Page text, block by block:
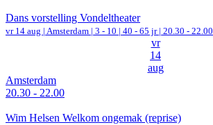
Dans vorstelling Vondeltheater
vr 14 aug | Amsterdam | 3 - 10 | 40 - 65 jr | 20.30 - 22.00
vr
14
aug
Amsterdam
20.30 - 22.00
Wim Helsen Welkom ongemak (reprise)